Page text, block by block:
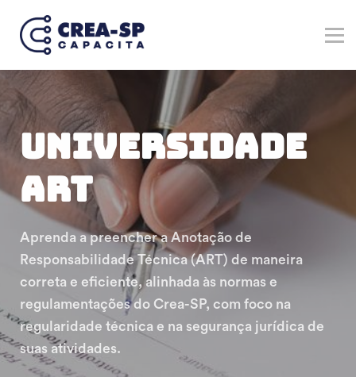
Marketplace
Entrar
Cadastre-se
UNIVERSIDADE
ART
Aprenda a preencher a Anotação de
Responsabilidade Técnica (ART) de maneira
correta e eficiente, alinhada às normas e
regulamentações do Crea-SP, com foco na
regularidade técnica e na segurança jurídica de
suas atividades.